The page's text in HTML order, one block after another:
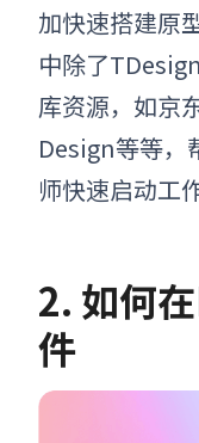
加快速搭建原
中除了
库资源，如京
Design等等，
师快速启动工作
2. 如何
件